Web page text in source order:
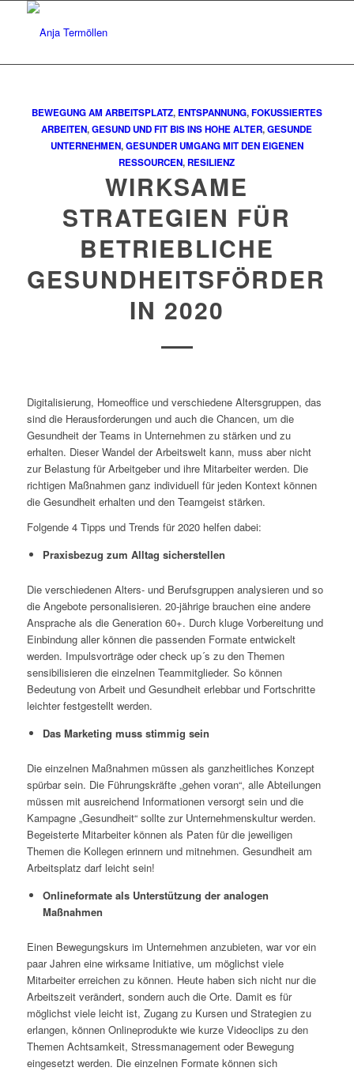
BEWEGUNG AM ARBEITSPLATZ, ENTSPANNUNG,FOKUSSIERTES
ARBEITEN,GESUND UND FIT BIS INS HOHE ALTER,GESUNDE
UNTERNEHMEN,GESUNDER UMGANG MIT DEN EIGENEN
RESSOURCEN, RESILIENZ
WIRKSAME
STRATEGIEN FÜR
BETRIEBLICHE
IN 2020
Digitalisierung, Homeoffice und verschiedene Altersgruppen, das
sind die Herausforderungen und auch die Chancen, um die
Gesundheit der Teams in Unternehmen zu stärken und zu
erhalten. Dieser Wandel der Arbeitswelt kann, muss aber nicht
zur Belastung für Arbeitgeber und ihre Mitarbeiter werden. Die
richtigen Maßnahmen ganz individuell für jeden Kontext können
die Gesundheit erhalten und den Teamgeist stärken.
Folgende 4 Tipps und Trends für 2020 helfen dabei:
Praxisbezug zum Alltag sicherstellen
Die verschiedenen Alters- und Berufsgruppen analysieren und so
die Angebote personalisieren. 20-jährige brauchen eine andere
Ansprache als die Generation 60+. Durch kluge Vorbereitung und
Einbindung aller können die passenden Formate entwickelt
werden. Impulsvorträge oder check up´s zu den Themen
sensibilisieren die einzelnen Teammitglieder. So können
Bedeutung von Arbeit und Gesundheit erlebbar und Fortschritte
leichter festgestellt werden.
Das Marketing muss stimmig sein
Die einzelnen Maßnahmen müssen als ganzheitliches Konzept
spürbar sein. Die Führungskräfte „gehen voran“, alle Abteilungen
müssen mit ausreichend Informationen versorgt sein und die
Kampagne „Gesundheit“ sollte zur Unternehmenskultur werden.
Begeisterte Mitarbeiter können als Paten für die jeweiligen
Themen die Kollegen erinnern und mitnehmen. Gesundheit am
Arbeitsplatz darf leicht sein!
Onlineformate als Unterstützung der analogen
Maßnahmen
Einen Bewegungskurs im Unternehmen anzubieten, war vor ein
paar Jahren eine wirksame Initiative, um möglichst viele
Mitarbeiter erreichen zu können. Heute haben sich nicht nur die
Arbeitszeit verändert, sondern auch die Orte. Damit es für
möglichst viele leicht ist, Zugang zu Kursen und Strategien zu
erlangen, können Onlineprodukte wie kurze Videoclips zu den
Themen Achtsamkeit, Stressmanagement oder Bewegung
eingesetzt werden. Die einzelnen Formate können sich